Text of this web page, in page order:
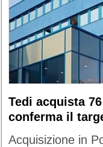
Tedi acquista
conferma il
Acquisizione in